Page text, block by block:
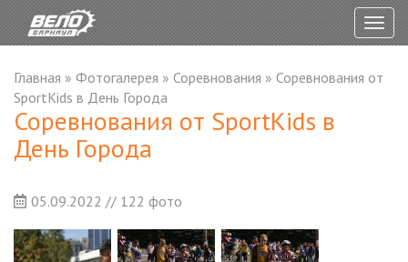
Главная » Фотогалерея » Соревнования » Соревнования от
SportKids в День Города
Соревнования от SportKids в
День Города
05.09.2022 // 122 фото